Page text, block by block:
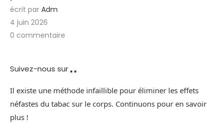
écrit par Adm
4 juin 2026
0 commentaire
Suivez-nous sur
Il existe une méthode infaillible pour éliminer les effets
néfastes du tabac sur le corps. Continuons pour en savoir
plus !